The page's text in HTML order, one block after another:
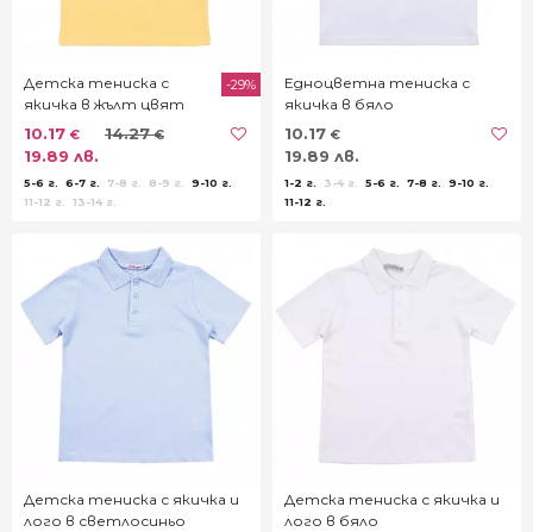
Детска тениска с
якичка в жълт цвят
-29%
10.17 €
19.89 лв.
14.27€
5-6 г. 6-7 г. 7-8 г. 8-9 г.
9-10 г.
11-12 г.
13-14 г.
Едноцветна тениска с
якичка в бяло
10.17 €
19.89 лв.
1-2 г. 3-4 г. 5-6 г. 7-8 г.
9-10 г.
11-12 г.
Детска тениска с якичка и
лого в светлосиньо
Детска тениска с якичка и
лого в бяло